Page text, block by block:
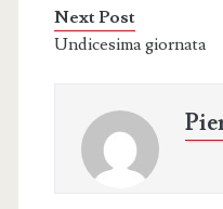
Next Post
Undicesima giornata